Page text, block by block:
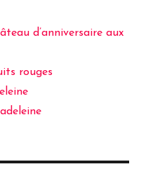
d’anniversaire aux
rouges